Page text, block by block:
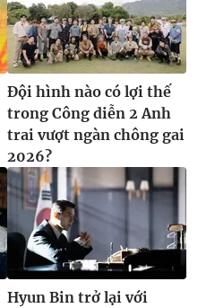
Đội hình nào có lợi thế
trong Công diễn 2 Anh
trai vượt ngàn chông gai
2026?
Hyun Bin trở lại với